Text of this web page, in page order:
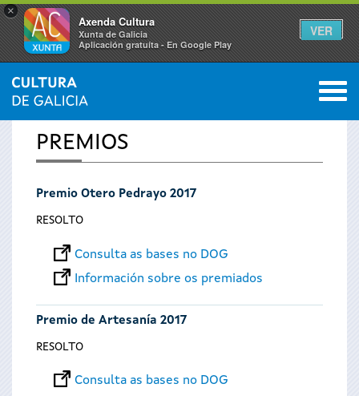
×
Axenda Cultura
Xunta de Galicia
Aplicación gratuíta - En Google Play
VER
Vostede
está
aquí
INICIO 0
PREMIOS
Premio Otero Pedrayo 2017
RESOLTO
Consulta as bases no DOG
Información sobre os premiados
Premio de Artesanía 2017
RESOLTO
Consulta as bases no DOG